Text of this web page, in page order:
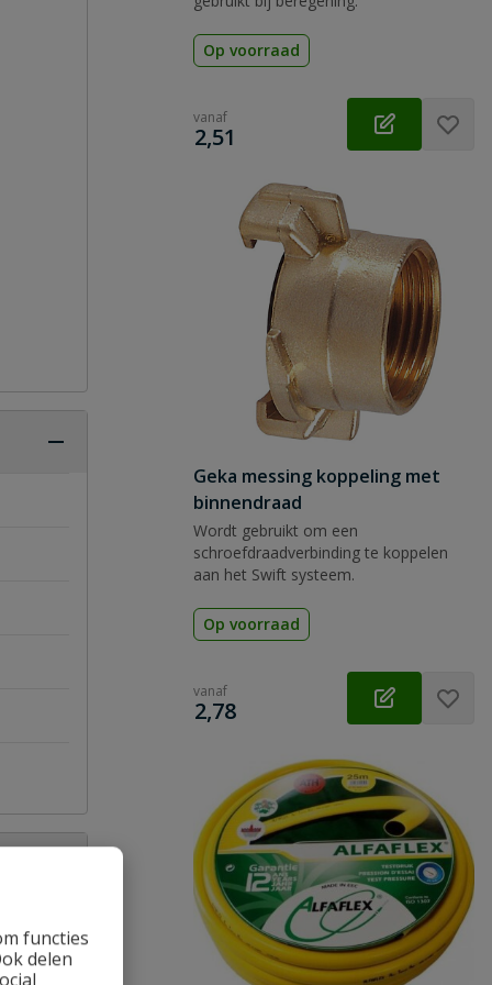
functies
delen
Op voorraad
vanaf
€
2,51
Geka messing koppeling met
binnendraad
Wordt gebruikt om een
schroefdraadverbinding te koppelen
aan het Swift systeem.
Op voorraad
vanaf
€
2,78